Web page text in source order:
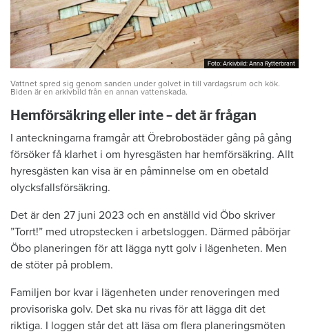
Foto: Arkivbild: Anna Rytterbrant
Foto: Arkivbild: Anna Rytterbrant
Vattnet spred sig genom sanden under golvet in till vardagsrum och kök.
Biden är en arkivbild från en annan vattenskada.
Hemförsäkring eller inte – det är frågan
I anteckningarna framgår att Örebrobostäder gång på gång
försöker få klarhet i om hyresgästen har hemförsäkring. Allt
hyresgästen kan visa är en påminnelse om en obetald
olycksfallsförsäkring.
Det är den 27 juni 2023 och en anställd vid Öbo skriver
”Torrt!” med utropstecken i arbetsloggen. Därmed påbörjar
Öbo planeringen för att lägga nytt golv i lägenheten. Men
de stöter på problem.
Familjen bor kvar i lägenheten under renoveringen med
provisoriska golv. Det ska nu rivas för att lägga dit det
riktiga. I loggen står det att läsa om flera planeringsmöten